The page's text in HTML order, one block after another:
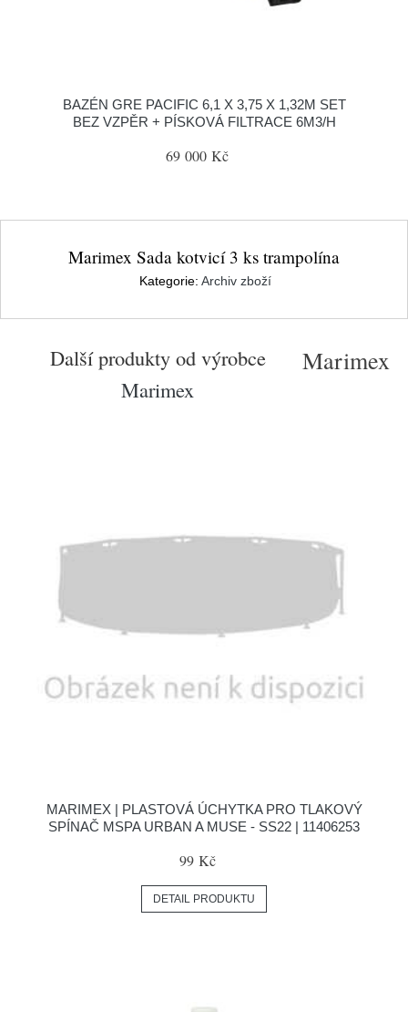
BAZÉN GRE PACIFIC 6,1 X 3,75 X 1,32M SET
BEZ VZPĚR + PÍSKOVÁ FILTRACE 6M3/H
69 000 Kč
Marimex Sada kotvicí 3 ks trampolína
Kategorie: Archiv zboží
Další produkty od výrobce
Marimex
Marimex
MARIMEX | PLASTOVÁ ÚCHYTKA PRO TLAKOVÝ
SPÍNAČ MSPA URBAN A MUSE - SS22 | 11406253
99 Kč
DETAIL PRODUKTU